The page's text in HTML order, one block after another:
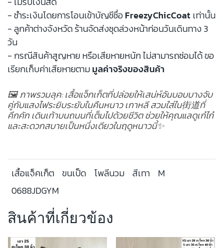
- ชำระเงินโดยการโอนเข้าบัญชีชื่อFreezyChicCoat เท่านั้น
- ลูกค้าต่างจังหวัด ร้านจัดส่งชุดล่วงหน้าก่อนวันเดินทาง 3
วัน
- กรณีสินค้าสูญหาย หรือเสียหายหนัก ไม่สามารถซ่อมได้ ขอ
เรียกเก็บค่าเสียหายตามมูลค่าจริงของสินค้า
🖼️ ภาพรวมลุค: เสื้อแจ็กเก็ตที่ปล่อยให้เสน่ห์อันบอบบางจับ
คู่กับแสงไฟระยิบระยับในคืนหนาว เกาหลี สวมใส่ใน街道ที่
คึกคัก เดินเท้าบนถนนที่เต็มไปด้วยชีวิต ช่วยให้คุณแลดูเก๋ไก๋
และสะดวกสบายเป็นหนึ่งเดียวในฤดูหนาวนี้✨
เสื้อแจ็คเก็ต ขนเป็ด โพลีนวม สีเทา
M
0688JDGYM
สินค้าที่เกี่ยวข้อง